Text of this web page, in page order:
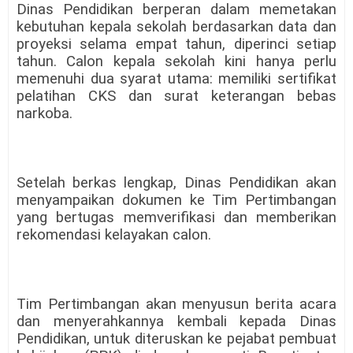
Dinas Pendidikan berperan dalam memetakan
kebutuhan kepala sekolah berdasarkan data dan
proyeksi selama empat tahun, diperinci setiap
tahun. Calon kepala sekolah kini hanya perlu
memenuhi dua syarat utama: memiliki sertifikat
pelatihan CKS dan surat keterangan bebas
narkoba.
Setelah berkas lengkap, Dinas Pendidikan akan
menyampaikan dokumen ke Tim Pertimbangan
yang bertugas memverifikasi dan memberikan
rekomendasi kelayakan calon.
Tim Pertimbangan akan menyusun berita acara
dan menyerahkannya kembali kepada Dinas
Pendidikan, untuk diteruskan ke pejabat pembuat